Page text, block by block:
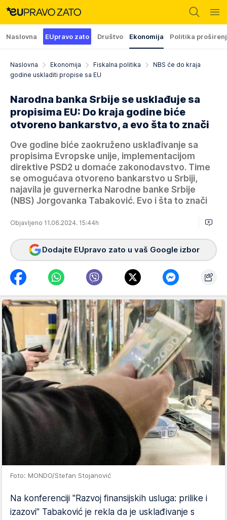
Naslovna EUpravo zato Društvo Ekonomija Politika
Naslovna Ekonomija Fiskalna politika
NBS će do kraja
godine uskladiti propise sa EU
Narodna banka Srbije se usklađuje sa
propisima EU: Do kraja godine biće
otvoreno bankarstvo, a evo šta to znači
Ove godine biće zaokruženo usklađivanje sa
propisima Evropske unije, implementacijom
direktive PSD2 u domaće zakonodavstvo. Time
se omogućava otvoreno bankarstvo u Srbiji,
najavila je guvernerka Narodne banke Srbije
(NBS) Jorgovanka Tabaković. Evo i šta to znači
Objavljeno 11.06.2024. 15:44h
Dodajte EUpravo zato u vaš Google izbor
Foto: MONDO/Stefan Stojanović
Na konferenciji "Razvoj finansijskih usluga: prilike i
izazovi" Tabaković je rekla da je usklađivanje s